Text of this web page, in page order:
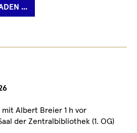
...
Albert Breier 1 h vor
der Zentralbibliothek (1. OG)